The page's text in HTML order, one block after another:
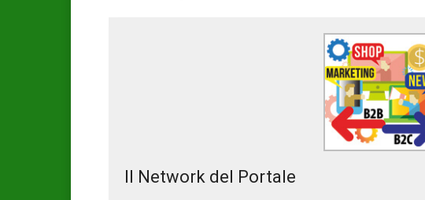
Il Network del Portale